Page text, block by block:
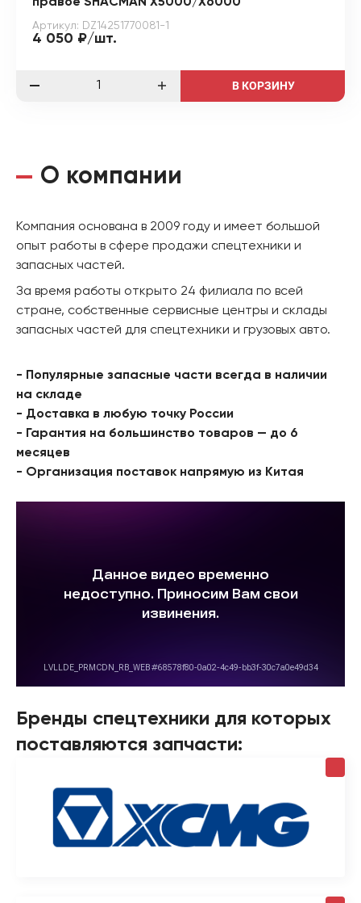
Артикул: DZ14251770081-1
4 050 ₽/шт.
В КОРЗИНУ
О компании
Компания основана в 2009 году и имеет большой
опыт работы в сфере продажи спецтехники и
запасных частей.
За время работы открыто 24 филиала по всей
стране, собственные сервисные центры и склады
запасных частей для спецтехники и грузовых авто.
- Популярные запасные части всегда в наличии
на складе
- Доставка в любую точку России
- Гарантия на большинство товаров — до 6
месяцев
- Организация поставок напрямую из Китая
Бренды спецтехники для которых
поставляются запчасти: